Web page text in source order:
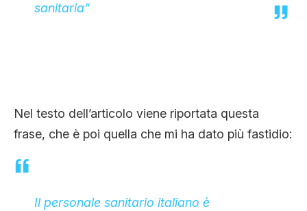
sanitaria”
Nel testo dell’articolo viene riportata questa
frase, che è poi quella che mi ha dato più fastidio:
Il personale sanitario italiano è